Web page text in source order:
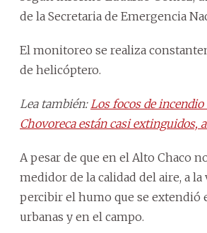
de la Secretaria de Emergencia
El monitoreo se realiza
de helicóptero.
Lea también: Los focos de incendio
Chovoreca están casi extinguidos,
A pesar de que en el Alto Chaco
medidor de la calidad del aire, a la
percibir el humo que se extendió
urbanas y en el campo.